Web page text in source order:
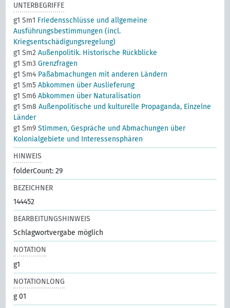
UNTERBEGRIFFE
g1 Sm1 Friedensschlüsse und allgemeine
Ausführungsbestimmungen (incl.
Kriegsentschädigungsregelung)
g1 Sm2Außenpolitik. Historische Rückblicke
g1 Sm3Grenzfragen
g1 Sm4 Paßabmachungen mit anderen Ländern
g1 Sm5Abkommen über Auslieferung
g1 Sm6Abkommen über Naturalisation
g1 Sm8Außenpolitische und kulturelle Propaganda, Einzelne
Länder
g1 Sm9Stimmen, Gespräche und Abmachungen über
Kolonialgebiete und Interessensphären
HINWEIS
folderCount: 29
BEZEICHNER
144452
BEARBEITUNGSHINWEIS
Schlagwortvergabe möglich
NOTATION
g1
NOTATIONLONG
g 01